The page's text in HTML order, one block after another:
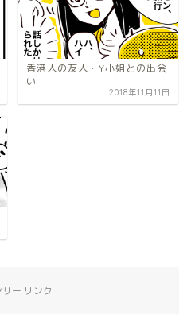
香港人の友人・Y小姐との出会
い
2018年11月11日
サー リンク